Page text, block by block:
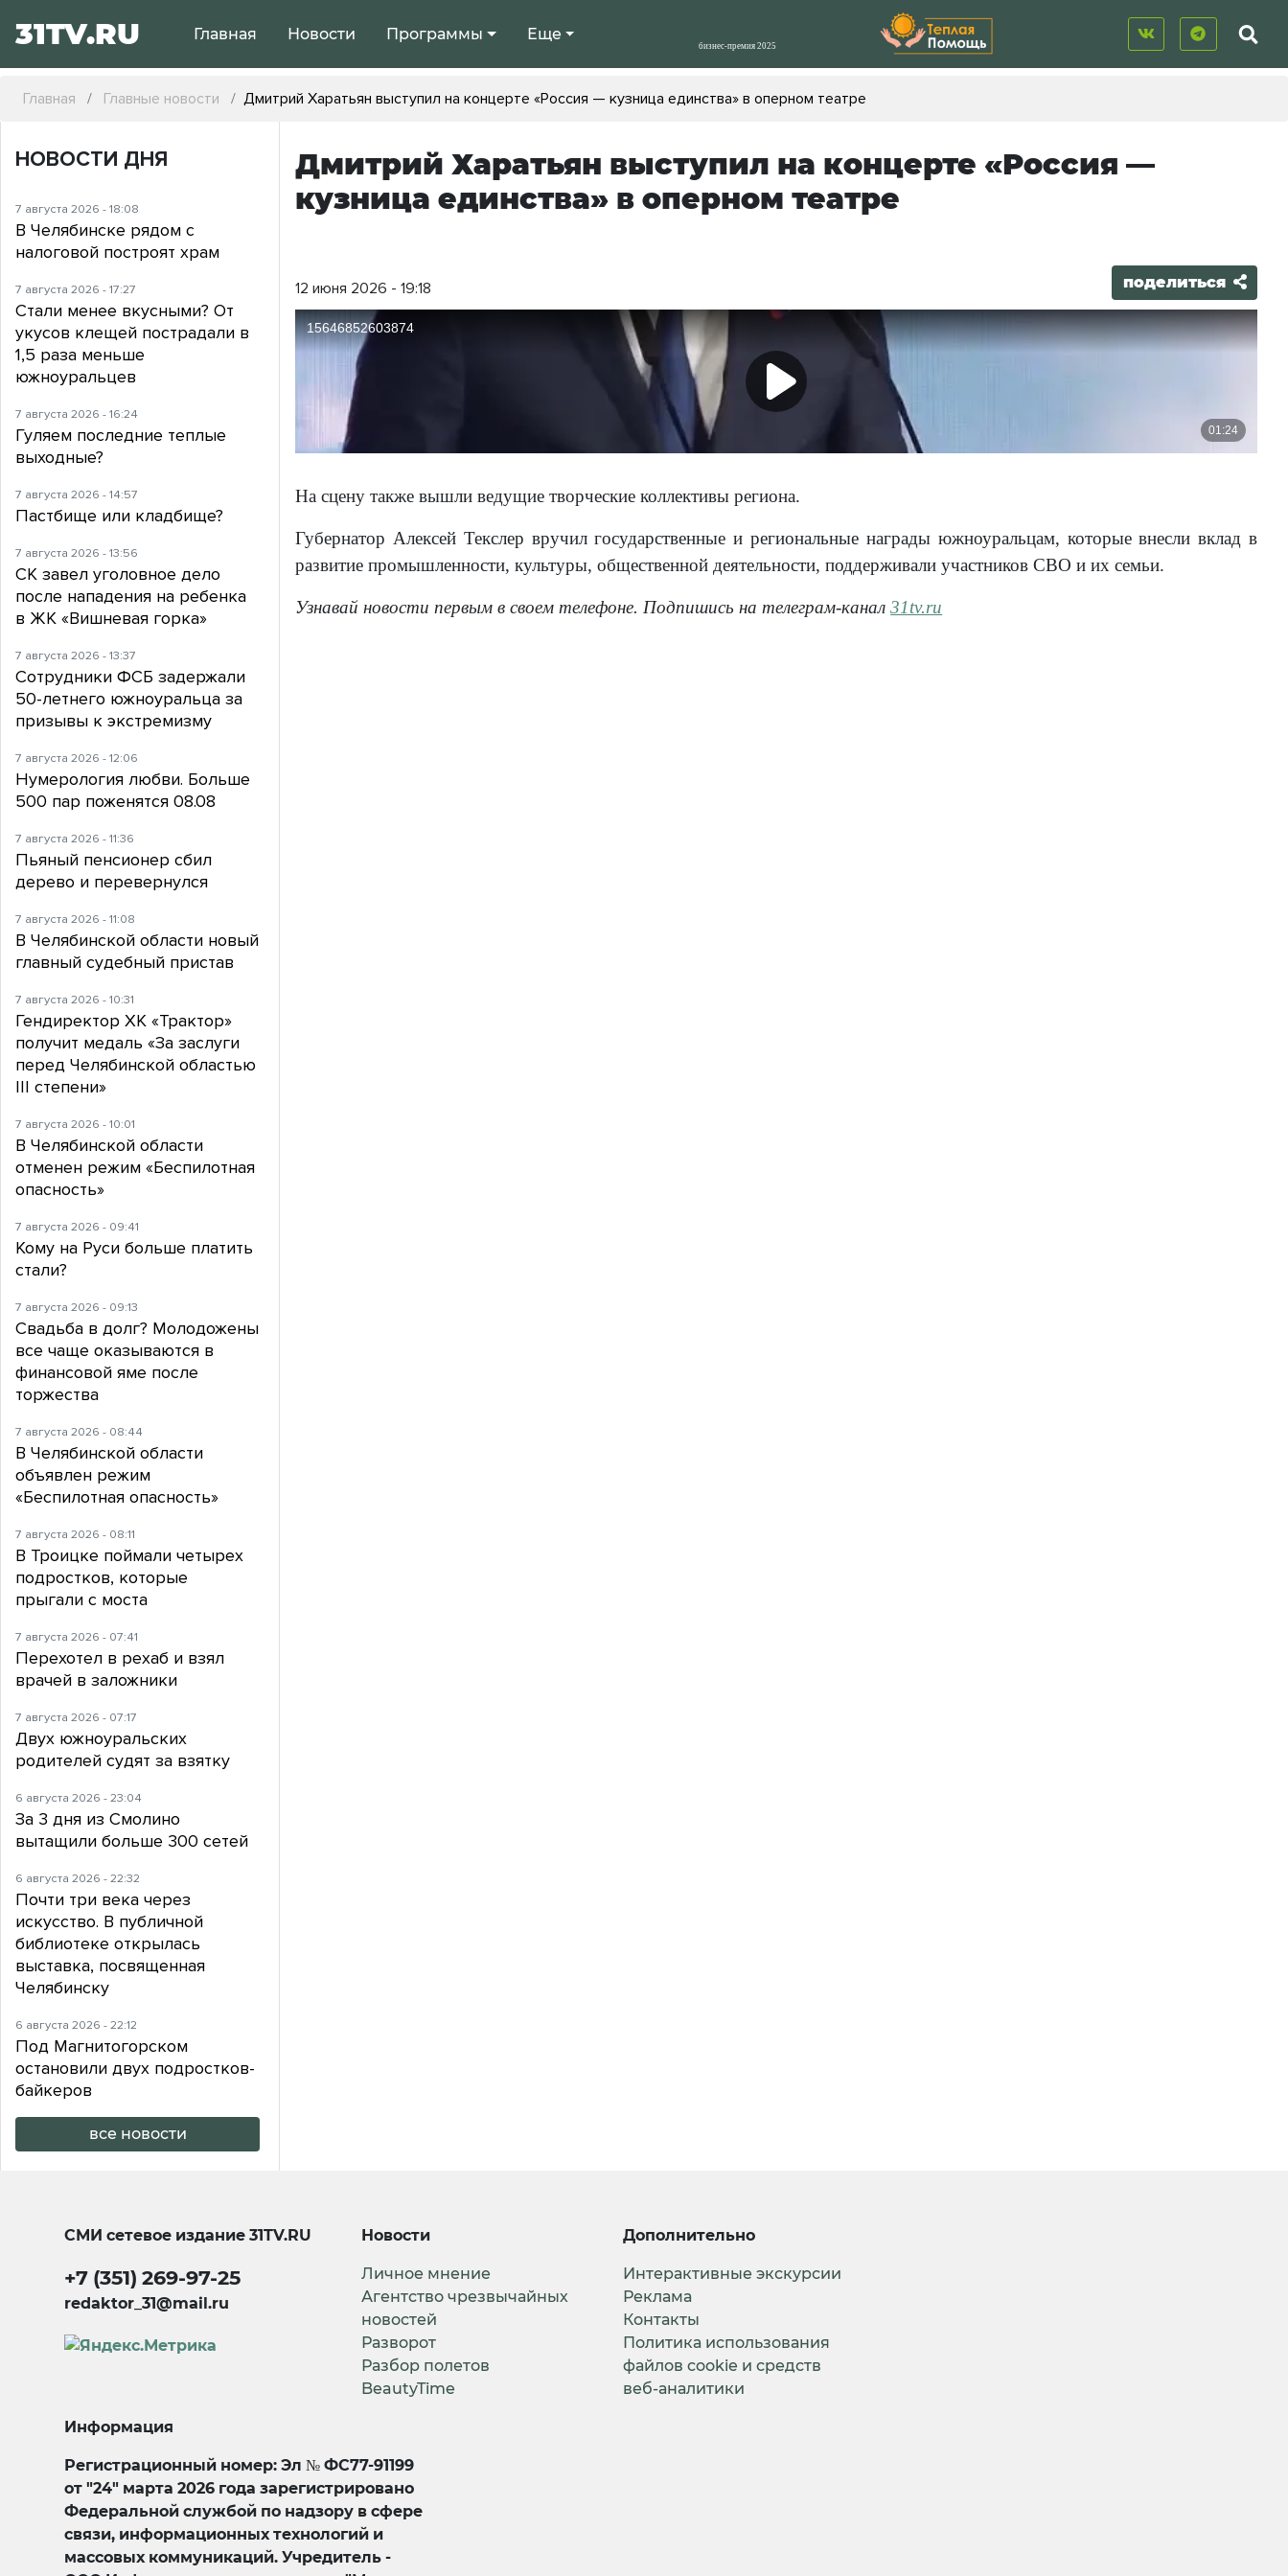
31TV.RU Главная Новости Программы Еще
Главная Главные новости Дмитрий Харатьян выступил на концерте «Россия — кузница единства» в оперном театре
Дмитрий Харатьян выступил на концерте «Россия —
кузница единства» в оперном театре
12 июня 2026 - 19:18 поделиться
На сцену также вышли ведущие творческие коллективы региона.
Губернатор Алексей Текслер вручил государственные и региональные награды южноуральцам, которые внесли вклад в
развитие промышленности, культуры, общественной деятельности, поддерживали участников СВО и их семьи.
Узнавай новости первым в своем телефоне. Подпишись на телеграм-канал31tv.ru
НОВОСТИ ДНЯ
7 августа 2026 - 18:08
В Челябинске рядом с
налоговой построят храм
7 августа 2026 - 17:27
Стали менее вкусными? От
укусов клещей пострадали в
1,5 раза меньше
южноуральцев
7 августа 2026 - 16:24
Гуляем последние теплые
выходные?
7 августа 2026 - 14:57
Пастбище или кладбище?
7 августа 2026 - 13:56
СК завел уголовное дело
после нападения на ребенка
в ЖК «Вишневая горка»
7 августа 2026 - 13:37
Сотрудники ФСБ задержали
50-летнего южноуральца за
призывы к экстремизму
7 августа 2026 - 12:06
Нумерология любви. Больше
500 пар поженятся 08.08
7 августа 2026 - 11:36
Пьяный пенсионер сбил
дерево и перевернулся
7 августа 2026 - 11:08
В Челябинской области новый
главный судебный пристав
7 августа 2026 - 10:31
Гендиректор ХК «Трактор»
получит медаль «За заслуги
перед Челябинской областью
III степени»
7 августа 2026 - 10:01
В Челябинской области
отменен режим «Беспилотная
опасность»
7 августа 2026 - 09:41
Кому на Руси больше платить
стали?
7 августа 2026 - 09:13
Свадьба в долг? Молодожены
все чаще оказываются в
финансовой яме после
торжества
7 августа 2026 - 08:44
В Челябинской области
объявлен режим
«Беспилотная опасность»
7 августа 2026 - 08:11
В Троицке поймали четырех
подростков, которые
прыгали с моста
7 августа 2026 - 07:41
Перехотел в рехаб и взял
врачей в заложники
7 августа 2026 - 07:17
Двух южноуральских
родителей судят за взятку
6 августа 2026 - 23:04
За 3 дня из Смолино
вытащили больше 300 сетей
6 августа 2026 - 22:32
Почти три века через
искусство. В публичной
библиотеке открылась
выставка, посвященная
Челябинску
6 августа 2026 - 22:12
Под Магнитогорском
остановили двух подростков-
байкеров
все новости
СМИ сетевое издание31TV.RU
+7 (351) 269-97-25
redaktor_31@mail.ru
Новости
Личное мнение
Агентство чрезвычайных
новостей
Разворот
Разбор полетов
BeautyTime
Дополнительно
Интерактивные экскурсии
Реклама
Контакты
Политика использования
файлов cookie и средств
веб-аналитики
Информация
Регистрационный номер: Эл № ФС77-91199
от "24" марта 2026 года зарегистрировано
Федеральной службой по надзору в сфере
связи, информационных технологий и
массовых коммуникаций. Учредитель -